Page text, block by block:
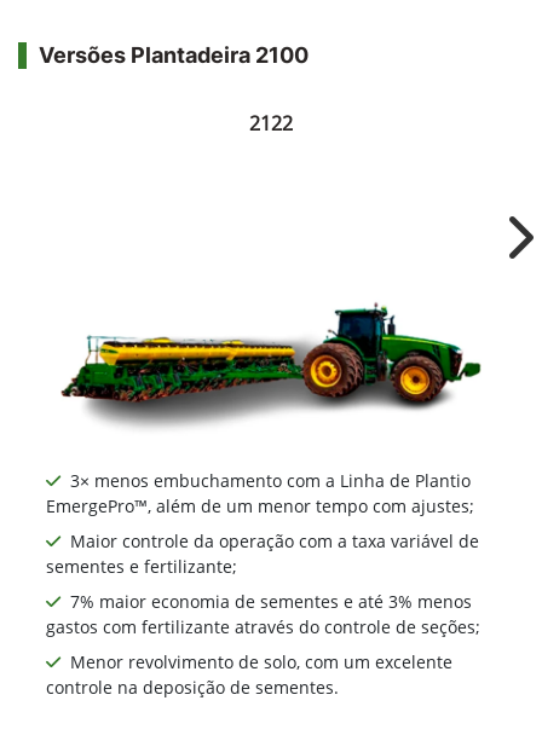
Versões Plantadeira 2100
2122
3× menos embuchamento com a Linha de Plantio
EmergePro™, além de um menor tempo com ajustes;
Maior controle da operação com a taxa variável de
sementes e fertilizante;
7% maior economia de sementes e até 3% menos
gastos com fertilizante através do controle de seções;
Menor revolvimento de solo, com um excelente
controle na deposição de sementes.